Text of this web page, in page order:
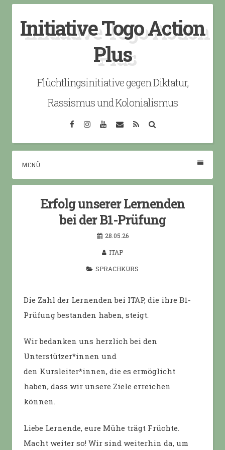
content
Initiative Togo Action
Plus
Flüchtlingsinitiative gegen Diktatur,
Rassismus und Kolonialismus
FacebookInstagramYouTube
EmailRSS
MENÜ
Erfolg unserer Lernenden
bei der B1-Prüfung
28.05.26
ITAP
SPRACHKURS
Die Zahl der Lernenden bei ITAP, die ihre B1-
Prüfung bestanden haben, steigt.
Wir bedanken uns herzlich bei den
Unterstützer*innen und
den Kursleiter*innen, die es ermöglicht
haben, dass wir unsere Ziele erreichen
können.
Liebe Lernende, eure Mühe trägt Früchte.
Macht weiter so! Wir sind weiterhin da, um